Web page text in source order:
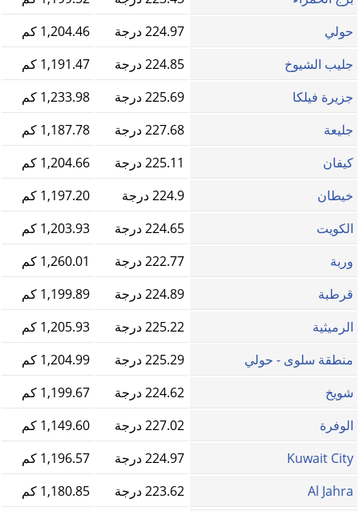
حولي
224.97 درجة
1,204.46 كم
جليب الشيوخ
224.85 درجة
1,191.47 كم
جزيرة فيلكا
225.69 درجة
1,233.98 كم
جليعة
227.68 درجة
1,187.78 كم
كيفان
225.11 درجة
1,204.66 كم
خيطان
224.9 درجة
1,197.20 كم
الكويت
224.65 درجة
1,203.93 كم
وربة
222.77 درجة
1,260.01 كم
قرطبة
224.89 درجة
1,199.89 كم
الرميثية
225.22 درجة
1,205.93 كم
منطقة سلوى - حولي
225.29 درجة
1,204.99 كم
شويخ
224.62 درجة
1,199.67 كم
الوفرة
227.02 درجة
1,149.60 كم
Kuwait City
224.97 درجة
1,196.57 كم
Al Jahra
223.62 درجة
1,180.85 كم